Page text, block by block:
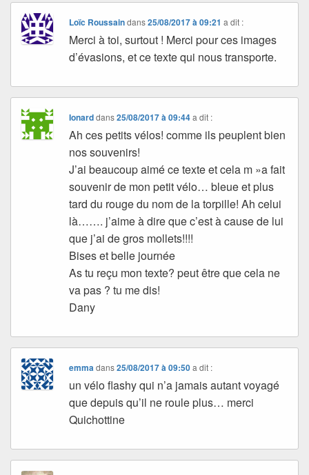
Loïc Roussaindans25/08/2017 à 09:21 a dit :
Merci à toi, surtout ! Merci pour ces images
d’évasions, et ce texte qui nous transporte.
Ionarddans25/08/2017 à 09:44 a dit :
Ah ces petits vélos! comme ils peuplent bien
nos souvenirs!
J’ai beaucoup aimé ce texte et cela m »a fait
souvenir de mon petit vélo… bleue et plus
tard du rouge du nom de la torpille! Ah celui
là……. j’aime à dire que c’est à cause de lui
que j’ai de gros mollets!!!!
Bises et belle journée
As tu reçu mon texte? peut être que cela ne
va pas ? tu me dis!
Dany
emma dans25/08/2017 à 09:50 a dit :
un vélo flashy qui n’a jamais autant voyagé
que depuis qu’il ne roule plus… merci
Quichottine